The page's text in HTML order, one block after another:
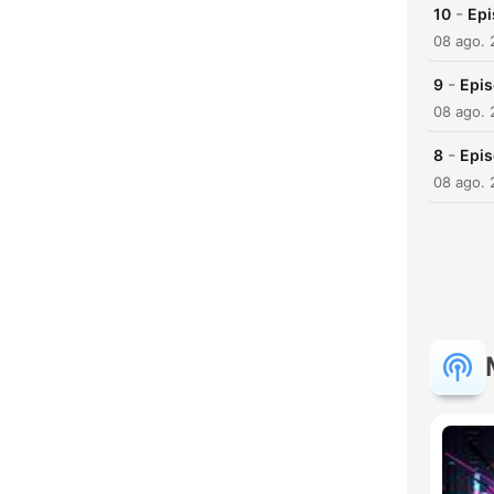
10 -
08 ago.
9 -
08 ago.
8 -
08 ago.